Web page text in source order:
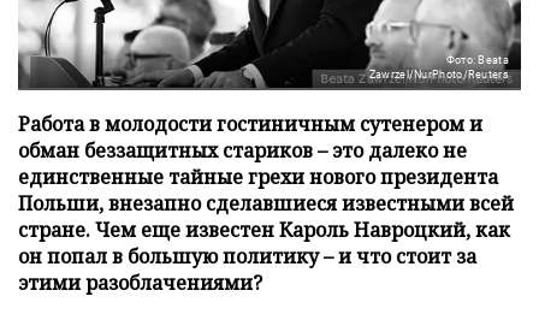
Фото: Beata
Zawrzel/NurPhoto/Reuters
Работа в молодости гостиничным сутенером и
обман беззащитных стариков – это далеко не
единственные тайные грехи нового президента
Польши, внезапно сделавшиеся известными всей
стране. Чем еще известен Кароль Навроцкий, как
он попал в большую политику – и что стоит за
этими разоблачениями?